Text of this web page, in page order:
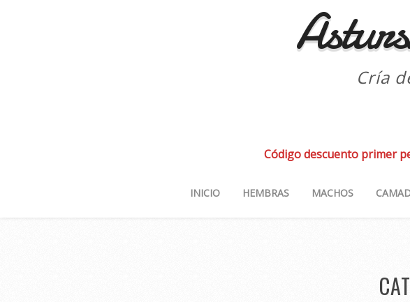
Cría
Código descuento primer
INICIO HEMBRAS MACHOS